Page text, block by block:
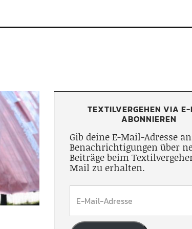
TEXTILVERGEHEN VIA
ABONNIEREN
Gib deine E-Mail-Adresse
Benachrichtigungen über
Beiträge beim
Mail zu erhalten.